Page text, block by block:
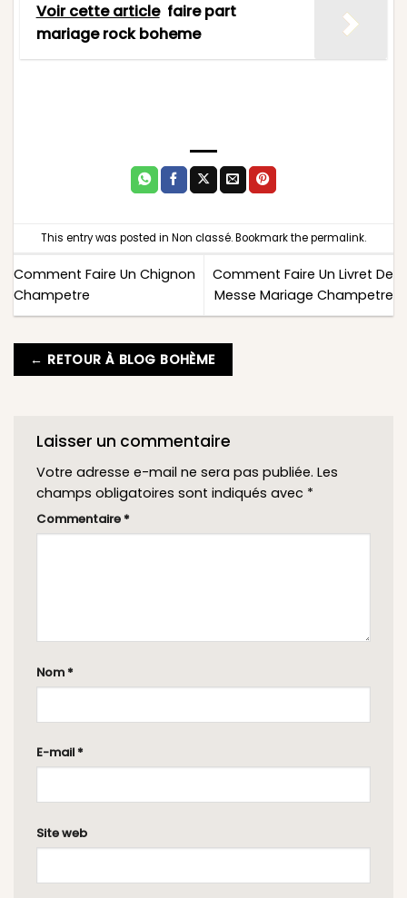
Voir cette article faire part
mariage rock boheme
This entry was posted in Non classé. Bookmark thepermalink.
Comment Faire Un Chignon
Champetre
Comment Faire Un Livret De
Messe Mariage Champetre
← RETOUR À BLOG BOHÈME
Laisser un commentaire
Votre adresse e-mail ne sera pas publiée. Les
champs obligatoires sont indiqués avec *
Commentaire *
Nom *
E-mail *
Site web